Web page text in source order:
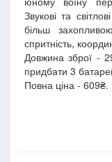
Звукові та
більш
спритність,
Довжина зброї -
придбати 3
Повна ціна - 609₴.